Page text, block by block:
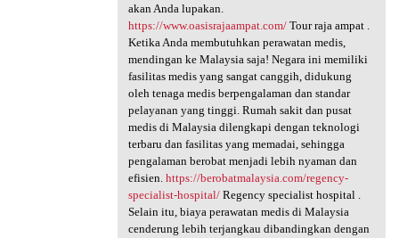
akan Anda lupakan.
https://www.oasisrajaampat.com/Tour raja ampat .
Ketika Anda membutuhkan perawatan medis,
mendingan ke Malaysia saja! Negara ini memiliki
fasilitas medis yang sangat canggih, didukung
oleh tenaga medis berpengalaman dan standar
pelayanan yang tinggi. Rumah sakit dan pusat
medis di Malaysia dilengkapi dengan teknologi
terbaru dan fasilitas yang memadai, sehingga
pengalaman berobat menjadi lebih nyaman dan
efisien. https://berobatmalaysia.com/regency-
specialist-hospital/Regency specialist hospital .
Selain itu, biaya perawatan medis di Malaysia
cenderung lebih terjangkau dibandingkan dengan